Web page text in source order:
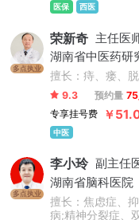
医保 西医
多点执业
荣新奇 主任医
擅长：痔、瘘、
9.3 预约量 75
专享挂号费
￥
中医
多点执业
李小玲 副主任
湖南省脑科医院
擅长：焦虑症、
病;精神分裂症、